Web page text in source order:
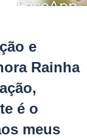
e
Rainha
é o
meus